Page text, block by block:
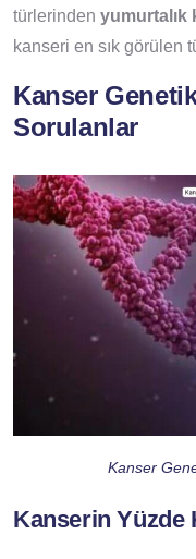
türlerinden yumurtalık
kanseri en sık görülen
Kanser
Sorulanlar
Kanser
Kanserin Yüzde